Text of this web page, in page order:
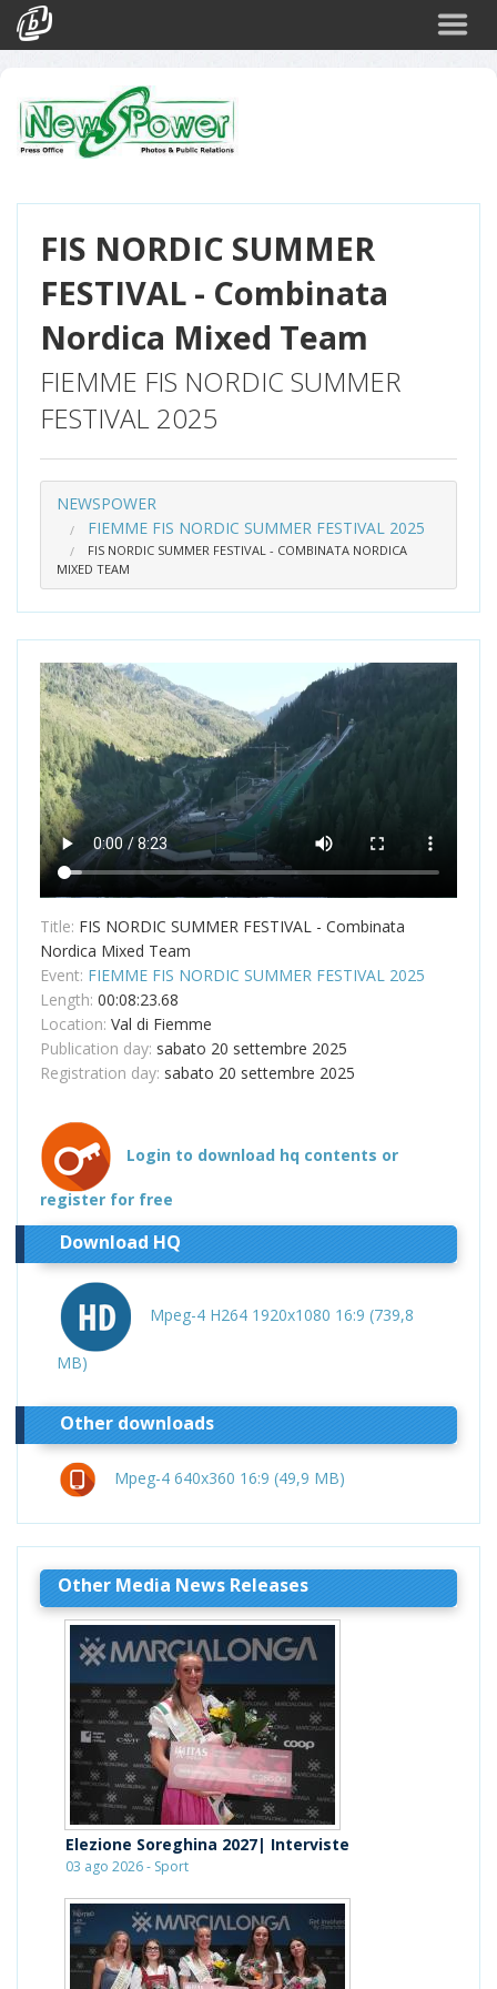
Eventi
Login
FIS NORDIC SUMMER
FESTIVAL - Combinata
Nordica Mixed Team
FIEMME FIS NORDIC SUMMER
FESTIVAL 2025
NEWSPOWER
FIEMME FIS NORDIC SUMMER FESTIVAL 2025
FIS NORDIC SUMMER FESTIVAL - COMBINATA NORDICA
MIXED TEAM
Title: FIS NORDIC SUMMER FESTIVAL - Combinata
Nordica Mixed Team
Event: FIEMME FIS NORDIC SUMMER FESTIVAL 2025
Length: 00:08:23.68
Location: Val di Fiemme
Publication day: sabato 20 settembre 2025
Registration day: sabato 20 settembre 2025
Login to download hq contents or
register for free
Download HQ
Mpeg-4 H264 1920x1080 16:9 (739,8
MB)
Other downloads
Mpeg-4 640x360 16:9 (49,9 MB)
Other Media News Releases
Elezione Soreghina 2027| Interviste
03 ago 2026 - Sport